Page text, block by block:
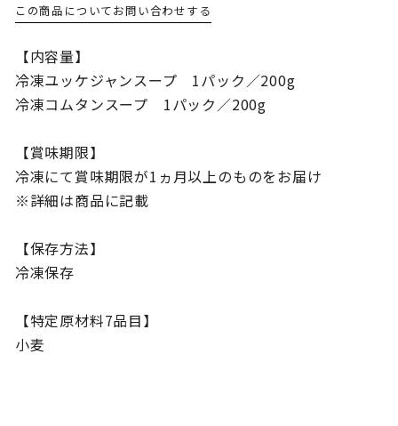
この商品についてお問い合わせする
【内容量】
冷凍ユッケジャンスープ 1パック／200g
冷凍コムタンスープ 1パック／200g
【賞味期限】
冷凍にて賞味期限が1ヵ月以上のものをお届け
※詳細は商品に記載
【保存方法】
冷凍保存
【特定原材料7品目】
小麦